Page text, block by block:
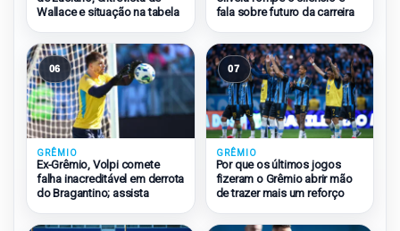
Wallace e situação na tabela
fala sobre futuro da carreira
06
GRÊMIO
Ex-Grêmio, Volpi comete
falha inacreditável em derrota
do Bragantino; assista
07
GRÊMIO
Por que os últimos jogos
fizeram o Grêmio abrir mão
de trazer mais um reforço